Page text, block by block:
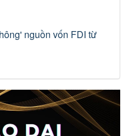
nguồn vốn FDI từ